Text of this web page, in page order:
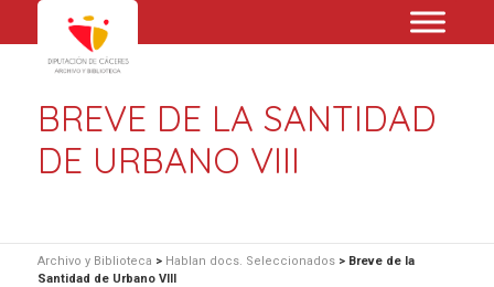
BREVE DE LA SANTIDAD
DE URBANO VIII
Archivo y Biblioteca > Hablan docs. Seleccionados> Breve de la
Santidad de Urbano VIII